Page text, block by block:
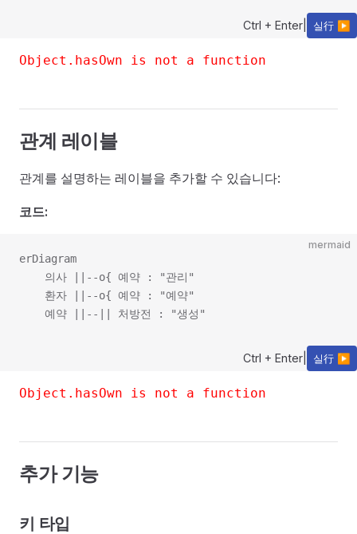
Ctrl + Enter 실行 ▶
Object.hasOwn is not a function
관계 레이블
관계를 설명하는 레이블을 추가할 수 있습니다:
코드:
mermaid
erDiagram
    의사 ||--o{ 예약 : "관리"
    환자 ||--o{ 예약 : "예약"
Ctrl + Enter 실行 ▶
Object.hasOwn is not a function
추가 기능
키 타입